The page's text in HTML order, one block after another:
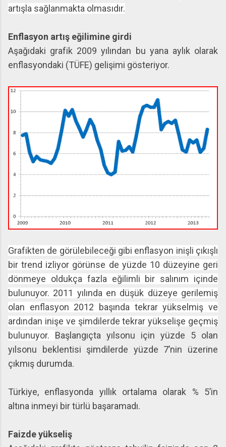
artışla sağlanmakta olmasıdır.
Enflasyon artış eğilimine girdi
Aşağıdaki grafik 2009 yılından bu yana aylık olarak
enflasyondaki (TÜFE) gelişimi gösteriyor.
Grafikten de görülebileceği gibi enflasyon inişli çıkışlı
bir trend izliyor görünse de yüzde 10 düzeyine geri
dönmeye oldukça fazla eğilimli bir salınım içinde
bulunuyor. 2011 yılında en düşük düzeye gerilemiş
olan enflasyon 2012 başında tekrar yükselmiş ve
ardından inişe ve şimdilerde tekrar yükselişe geçmiş
bulunuyor. Başlangıçta yılsonu için yüzde 5 olan
yılsonu beklentisi şimdilerde yüzde 7’nin üzerine
çıkmış durumda.
Türkiye, enflasyonda yıllık ortalama olarak % 5’in
altına inmeyi bir türlü başaramadı.
Faizde yükseliş